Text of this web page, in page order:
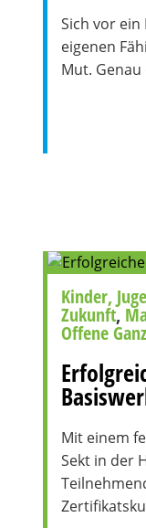
Sich vor
eigenen
Mut.
Kinder,
Zukunft,
Offene
Mit einem
Sekt in der